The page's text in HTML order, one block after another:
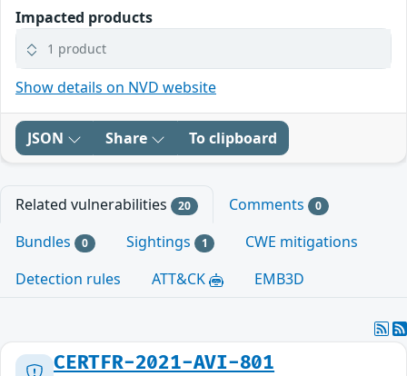
Impacted products
1 product
Show details on NVD website
JSON Share To clipboard
Related vulnerabilities 20 Comments 0
Bundles 0 Sightings 1
CWE mitigations
Detection rules
ATT&CK EMB3D
CERTFR-2021-AVI-801